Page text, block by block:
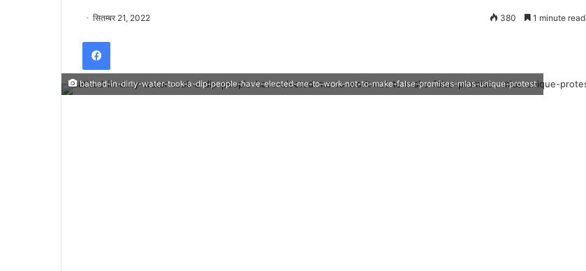
सितम्बर 21, 2022 380 1 minute read
bathed-in-dirty-water-took-a-dip-people-have-elected-me-to-work-not-to-make-false-promises-mlas-unique-protest